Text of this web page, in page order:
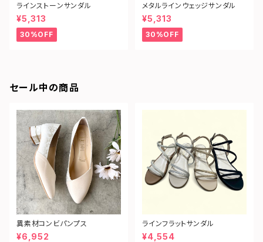
ラインストーンサンダル
¥5,313
30%OFF
メタルラインウェッジサンダル
¥5,313
30%OFF
セール中の商品
異素材コンビパンプス
¥6,952
ラインフラットサンダル
¥4,554